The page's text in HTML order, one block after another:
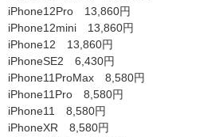
iPhone12Pro 13,860円
iPhone12mini 13,860円
iPhone12 13,860円
iPhoneSE2 6,430円
iPhone11ProMax 8,580円
iPhone11Pro 8,580円
iPhone11 8,580円
iPhoneXR 8,580円